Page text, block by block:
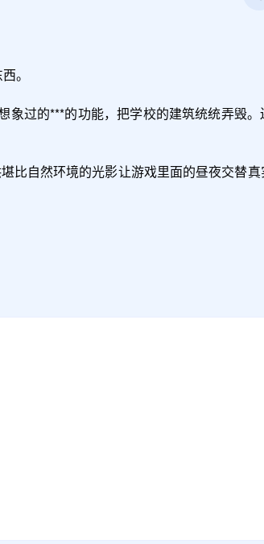
。
过的***的功能，把学校的建筑统统弄毁。
比自然环境的光影让游戏里面的昼夜交替